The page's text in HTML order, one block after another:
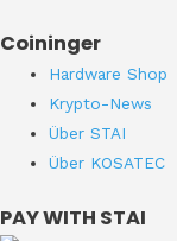
Coininger
Hardware Shop
Krypto-News
Über STAI
Über KOSATEC
PAY WITH STAI